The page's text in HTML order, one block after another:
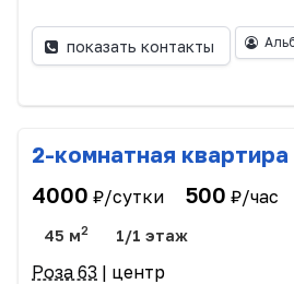
показать контакты
2-комнатная
4000 ₽/сутки 500 ₽/час
45 м2 1/1 этаж
Роза 63 | центр